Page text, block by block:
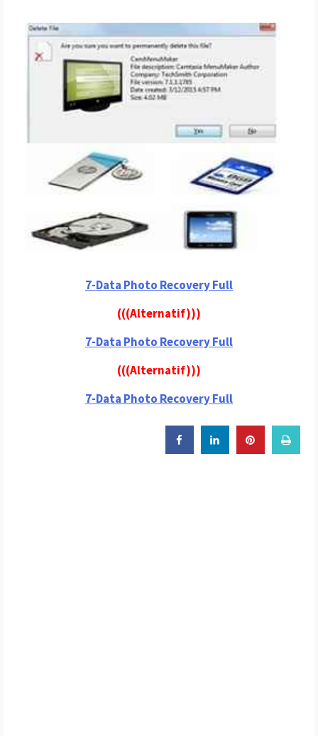
7-Data Photo Recovery Full
(((Alternatif)))
7-Data Photo Recovery Full
(((Alternatif)))
7-Data Photo Recovery Full